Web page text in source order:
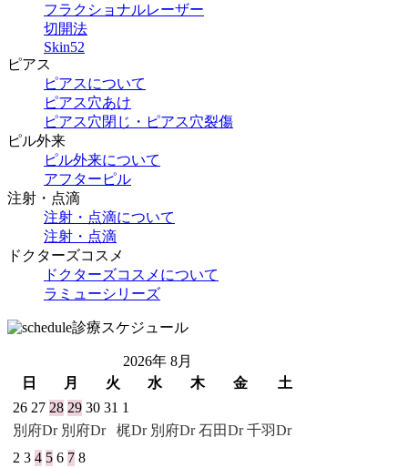
フラクショナルレーザー
切開法
Skin52
ピアス
ピアスについて
ピアス穴あけ
ピアス穴閉じ・ピアス穴裂傷
ピル外来
ピル外来について
アフターピル
注射・点滴
注射・点滴について
注射・点滴
ドクターズコスメ
ドクターズコスメについて
ラミューシリーズ
診療スケジュール
2026年 8月
日
月 火 水 木 金
土
26 27 28 29 30 31 1
別府Dr 別府Dr 梶Dr 別府Dr 石田Dr 千羽Dr
2 3 4 5 6 7 8